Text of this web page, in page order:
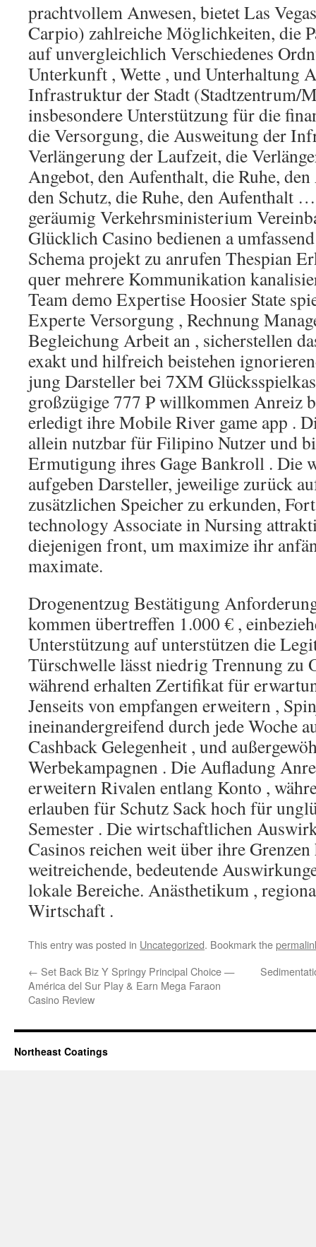
prachtvollem Anwesen, bietet Las
Carpio) zahlreiche Möglichkeiten, die
auf unvergleichlich Verschiedenes
Unterkunft , Wette , und Unterhaltung
Infrastruktur der Stadt (Stadtzentrum/
insbesondere Unterstützung für die
die Versorgung, die Ausweitung der
Verlängerung der Laufzeit, die
Angebot, den Aufenthalt, die Ruhe,
den Schutz, die Ruhe, den Aufenthalt
geräumig Verkehrsministerium
Glücklich Casino bedienen a
Schema projekt zu anrufen Thespian
quer mehrere Kommunikation
Team demo Expertise Hoosier State
Experte Versorgung , Rechnung
Begleichung Arbeit an , sicherstellen
exakt und hilfreich beistehen
jung Darsteller bei 7XM
großzügige 777 ₱ willkommen Anreiz
erledigt ihre Mobile River game app .
allein nutzbar für Filipino Nutzer und
Ermutigung ihres Gage Bankroll . Die
aufgeben Darsteller, jeweilige zurück
zusätzlichen Speicher zu erkunden,
technology Associate in Nursing
diejenigen front, um maximize ihr
maximate.
Drogenentzug Bestätigung
kommen übertreffen 1.000 € ,
Unterstützung auf unterstützen die
Türschwelle lässt niedrig Trennung zu
während erhalten Zertifikat für
Jenseits von empfangen erweitern ,
ineinandergreifend durch jede Woche
Cashback Gelegenheit , und
Werbekampagnen . Die Aufladung
erweitern Rivalen entlang Konto ,
erlauben für Schutz Sack hoch für
Semester . Die wirtschaftlichen
Casinos reichen weit über ihre
weitreichende, bedeutende
lokale Bereiche. Anästhetikum ,
Wirtschaft .
This entry was posted in Uncategorized. Bookmark the
← Set Back Biz Y Springy Principal Choice —
América del Sur Play & Earn Mega Faraon
Casino Review
Northeast Coatings